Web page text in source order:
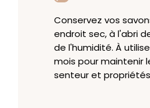
Conservez vos
endroit sec, à l'abri
de l'humidité. À
mois pour maintenir
senteur et